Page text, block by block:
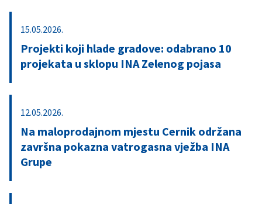
15.05.2026.
Projekti koji hlade gradove: odabrano 10
projekata u sklopu INA Zelenog pojasa
12.05.2026.
Na maloprodajnom mjestu Cernik održana
završna pokazna vatrogasna vježba INA
Grupe